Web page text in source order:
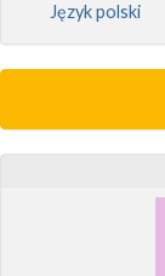
Język polski